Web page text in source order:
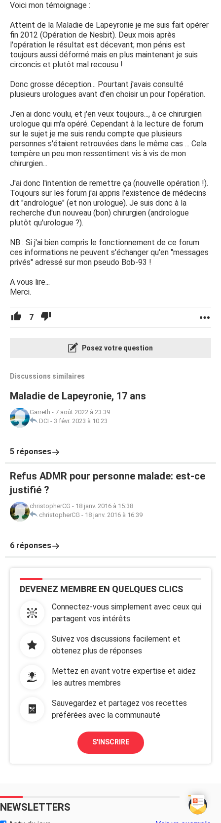
Voici mon témoignage :
Atteint de la Maladie de Lapeyronie je me suis fait opérer
fin 2012 (Opération de Nesbit). Deux mois après
l'opération le résultat est décevant; mon pénis est
toujours aussi déformé mais en plus maintenant je suis
circoncis et plutôt mal recousu !
Donc grosse déception... Pourtant j'avais consulté
plusieurs urologues avant d'en choisir un pour l'opération.
J'en ai donc voulu, et j'en veux toujours..., à ce chirurgien
urologue qui m'a opéré. Cependant à la lecture de forum
sur le sujet je me suis rendu compte que plusieurs
personnes s'étaient retrouvées dans le même cas ... Cela
tempère un peu mon ressentiment vis à vis de mon
chirurgien...
J'ai donc l'intention de remettre ça (nouvelle opération !).
Toujours sur les forum j'ai appris l'existence de médecins
dit "andrologue" (et non urologue). Je suis donc à la
recherche d'un nouveau (bon) chirurgien (andrologue
plutôt qu'urologue ?).
NB : Si j'ai bien compris le fonctionnement de ce forum
ces informations ne peuvent s'échanger qu'en "messages
privés" adressé sur mon pseudo Bob-93 !
A vous lire...
Merci.
7
Posez votre question
Discussions similaires
Maladie de Lapeyronie, 17 ans
Garreth - 7 août 2022 à 23:39
DCI - 3 févr. 2023 à 10:23
5 réponses
Refus ADMR pour personne malade: est-ce
justifié ?
christopherCG - 18 janv. 2016 à 15:38
christopherCG - 18 janv. 2016 à 16:39
6 réponses
DEVENEZ MEMBRE EN QUELQUES CLICS
Connectez-vous simplement avec ceux qui
partagent vos intérêts
Suivez vos discussions facilement et
obtenez plus de réponses
Mettez en avant votre expertise et aidez
les autres membres
Sauvegardez et partagez vos recettes
préférées avec la communauté
S'INSCRIRE
NEWSLETTERS